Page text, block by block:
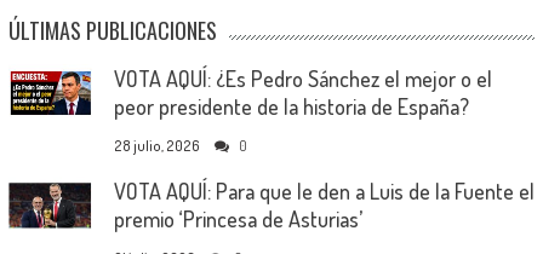
ÚLTIMAS PUBLICACIONES
VOTA AQUÍ: ¿Es Pedro Sánchez el mejor o el
peor presidente de la historia de España?
28 julio, 2026 0
VOTA AQUÍ: Para que le den a Luis de la Fuente el
premio ‘Princesa de Asturias’